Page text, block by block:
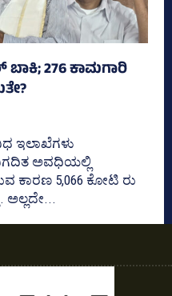
276 ಕಾಮಗಾರಿ
ಇಲಾಖೆಗಳು
ನಿಗದಿತ ಅವಧಿಯಲ್ಲಿ
ಕಾರಣ 5,066 ಕೋಟಿ ರು
ಅಲ್ಲದೇ...